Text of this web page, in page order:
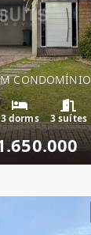
CONDOMÍNIO
3 dorms 3 suítes